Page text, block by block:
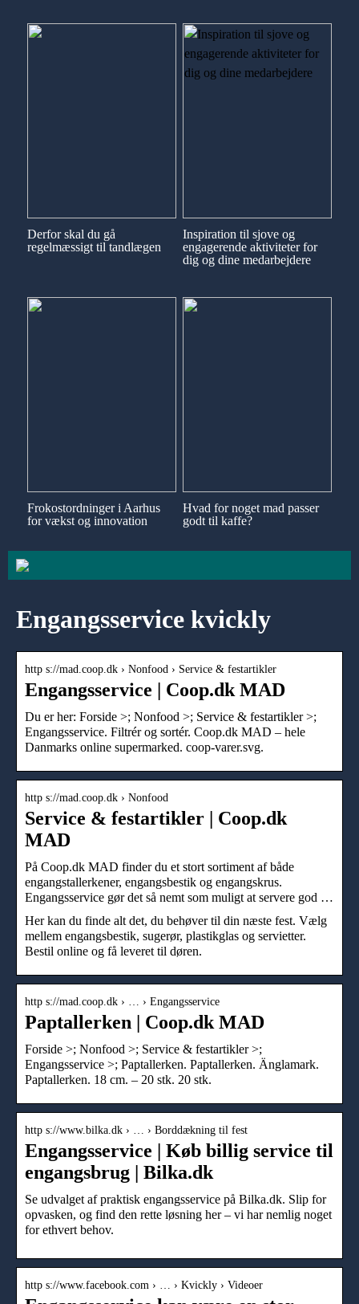
Derfor skal du gå
regelmæssigt til tandlægen
Inspiration til sjove og
engagerende aktiviteter for
dig og dine medarbejdere
Frokostordninger i Aarhus
for vækst og innovation
Hvad for noget mad passer
godt til kaffe?
Engangsservice kvickly
http s://mad.coop.dk › Nonfood › Service & festartikler
Engangsservice | Coop.dk MAD
Du er her: Forside >; Nonfood >; Service & festartikler >;
Engangsservice. Filtrér og sortér. Coop.dk MAD – hele
Danmarks online supermarked. coop-varer.svg.
http s://mad.coop.dk › Nonfood
Service & festartikler | Coop.dk
MAD
På Coop.dk MAD finder du et stort sortiment af både
engangstallerkener, engangsbestik og engangskrus.
Engangsservice gør det så nemt som muligt at servere god …
Her kan du finde alt det, du behøver til din næste fest. Vælg
mellem engangsbestik, sugerør, plastikglas og servietter.
Bestil online og få leveret til døren.
http s://mad.coop.dk › … › Engangsservice
Paptallerken | Coop.dk MAD
Forside >; Nonfood >; Service & festartikler >;
Engangsservice >; Paptallerken. Paptallerken. Änglamark.
Paptallerken. 18 cm. – 20 stk. 20 stk.
http s://www.bilka.dk › … › Borddækning til fest
Engangsservice | Køb billig service til
engangsbrug | Bilka.dk
Se udvalget af praktisk engangsservice på Bilka.dk. Slip for
opvasken, og find den rette løsning her – vi har nemlig noget
for ethvert behov.
http s://www.facebook.com › … › Kvickly › Videoer